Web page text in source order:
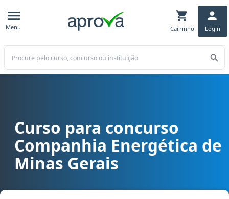
Menu Carrinho Login
Buscar
Curso para concurso Cemig (MG) - Companhia Energética de
Curso para concurso
Companhia Energética de
Minas Gerais